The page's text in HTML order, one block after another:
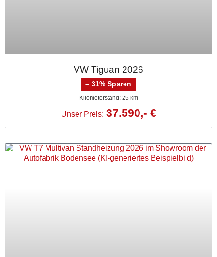
VW Tiguan 2026
– 31% Sparen
Kilometerstand: 25 km
Unser Preis: 37.590,- €